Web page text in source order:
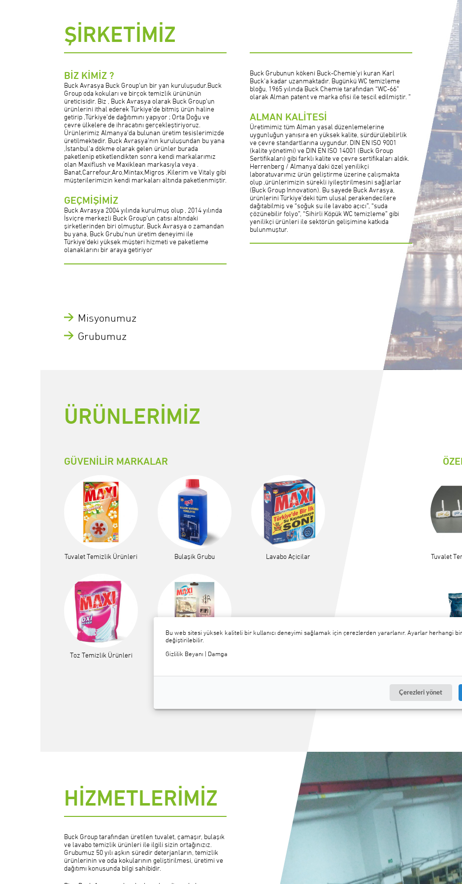
ŞİRKETİMİZ
BİZ KİMİZ ?
Buck Avrasya Buck Group'un bir yan kuruluşudur.Buck
Group oda kokuları ve birçok temizlik ürününün
üreticisidir. Biz , Buck Avrasya olarak Buck Group'un
ürünlerini ithal ederek Türkiye'de bitmiş ürün haline
getirip ,Türkiye'de dağıtımını yapıyor ; Orta Doğu ve
çevre ülkelere de ihracatını gerçekleştiriyoruz.
Ürünlerimiz Almanya'da bulunan üretim tesislerimizde
üretilmektedir. Buck Avrasya'nın kuruluşundan bu yana
,İstanbul'a dökme olarak gelen ürünler burada
paketlenip etiketlendikten sonra kendi markalarımız
olan Maxiflush ve Maxiklean markasıyla veya .
Banat,Carrefour,Aro,Mintax,Migros ,Kilerim ve Vitaly gibi
müşterilerimizin kendi markaları altında paketlenmiştir.
GEÇMİŞİMİZ
Buck Avrasya 2004 yılında kurulmuş olup , 2014 yılında
İsviçre merkezli Buck Group'un çatısı altındaki
şirketlerinden biri olmuştur. Buck Avrasya o zamandan
bu yana, Buck Grubu'nun üretim deneyimi ile
Türkiye'deki yüksek müşteri hizmeti ve paketleme
olanaklarını bir araya getiriyor
Buck Grubunun kökeni Buck-Chemie'yi kuran Karl
Buck'a kadar uzanmaktadır. Bugünkü WC temizleme
bloğu, 1965 yılında Buck Chemie tarafından “WC-66”
olarak Alman patent ve marka ofisi ile tescil edilmiştir. ”
ALMAN KALİTESİ
Üretimimiz tüm Alman yasal düzenlemelerine
uygunluğun yanısıra en yüksek kalite, sürdürülebilirlik
ve çevre standartlarına uygundur. DIN EN ISO 9001
(kalite yönetimi) ve DIN EN ISO 14001 (Buck Group
Sertifikaları) gibi farklı kalite ve çevre sertifikaları aldık.
Herrenberg / Almanya'daki özel yenilikçi
laboratuvarımız ürün geliştirme üzerine çalışmakta
olup ,ürünlerimizin sürekli iyileştirilmesini sağlarlar
(Buck Group Innovation). Bu sayede Buck Avrasya,
ürünlerini Türkiye'deki tüm ulusal perakendecilere
dağıtabilmiş ve “soğuk su ile lavabo açıcı”, “suda
çözünebilir folyo”, “Sihirli Köpük WC temizleme” gibi
yenilikçi ürünleri ile sektörün gelişimine katkıda
bulunmuştur.
Misyonumuz
Grubumuz
ÜRÜNLERİMİZ
GÜVENİLİR MARKALAR
Tuvalet Temizlik Ürünleri Bulaşik Grubu Lavabo Açicilar
Toz Temizlik Ürünleri Ev İçin Kireç Çözücüler
Tuvalet
HİZMETLERİMİZ
Buck Group tarafından üretilen tuvalet, çamaşır, bulaşık
ve lavabo temizlik ürünleri ile ilgili sizin ortağınızız.
Grubumuz 50 yılı aşkın süredir deterjanların, temizlik
ürünlerinin ve oda kokularının geliştirilmesi, üretimi ve
dağıtımı konusunda bilgi sahibidir.
Bu web sitesi yüksek kaliteli bir kullanıcı deneyimi sağlamak için çerezlerden yararlanır. Ayarlar herhangi
değiştirilebilir.
Gizlilik Beyanı | Damga
Çerezleri yönet